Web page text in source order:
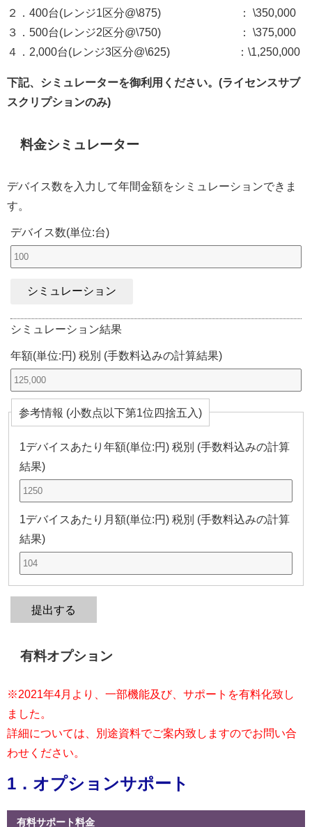
２．400台(レンジ1区分@\875) ： \350,000
３．500台(レンジ2区分@\750) ： \375,000
４．2,000台(レンジ3区分@\625) ：\1,250,000
下記、シミュレーターを御利用ください。(ライセンスサブ
スクリプションのみ)
料金シミュレーター
デバイス数を入力して年間金額をシミュレーションできま
す。
デバイス数(単位:台)
シミュレーション結果
年額(単位:円) 税別 (手数料込みの計算結果)
参考情報 (小数点以下第1位四捨五入)
1デバイスあたり年額(単位:円) 税別 (手数料込みの計算
結果)
1デバイスあたり月額(単位:円) 税別 (手数料込みの計算
結果)
提出する
有料オプション
※2021年4月より、一部機能及び、サポートを有料化致し
ました。
詳細については、別途資料でご案内致しますのでお問い合
わせください。
1．オプションサポート
有料サポート料金